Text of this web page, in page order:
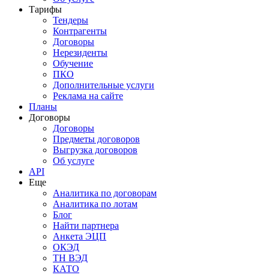
Тарифы
Тендеры
Контрагенты
Договоры
Нерезиденты
Обучение
ПКО
Дополнительные услуги
Реклама на сайте
Планы
Договоры
Договоры
Предметы договоров
Выгрузка договоров
Об услуге
API
Еще
Аналитика по договорам
Аналитика по лотам
Блог
Найти партнера
Анкета ЭЦП
ОКЭД
ТН ВЭД
КАТО